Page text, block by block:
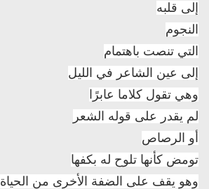
إلى قلبه
النجوم
التي تنصت باهتمام
إلى عين الشاعر في الليل
وهي تقول كلاما عابرًا
لم يقدر على قوله الشعر
أو الرصاص
تومض كأنها تلوح له بكفها
وهو يقف على الضفة الأخرى من الحياة